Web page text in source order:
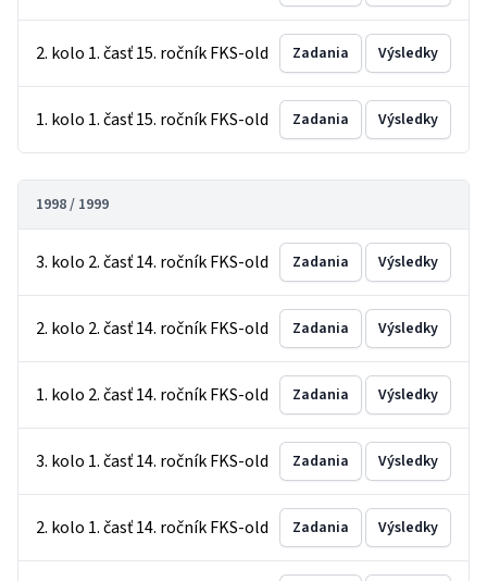
2. kolo 1. časť 15. ročník FKS-old Zadania Výsledky
1. kolo 1. časť 15. ročník FKS-old Zadania Výsledky
1998 / 1999
3. kolo 2. časť 14. ročník FKS-old Zadania Výsledky
2. kolo 2. časť 14. ročník FKS-old Zadania Výsledky
1. kolo 2. časť 14. ročník FKS-old Zadania Výsledky
3. kolo 1. časť 14. ročník FKS-old Zadania Výsledky
2. kolo 1. časť 14. ročník FKS-old Zadania Výsledky